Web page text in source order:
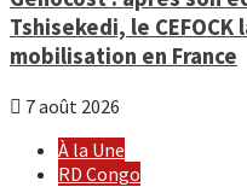
Tshisekedi, le
mobilisation en France
7 août 2026
À la Une
RD Congo